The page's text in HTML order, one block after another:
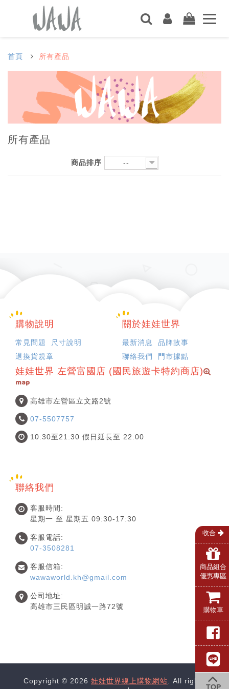
首頁 所有產品
所有產品
商品排序 --
購物說明
常見問題
尺寸說明
退換貨規章
關於娃娃世界
最新消息
品牌故事
聯絡我們
門市據點
娃娃世界 左營富國店 (國民旅遊卡特約商店)
map
高雄市左營區立文路2號
07-5507757
10:30至21:30 假日延長至 22:00
聯絡我們
客服時間:
星期一 至 星期五 09:30-17:30
客服電話:
07-3508281
客服信箱:
wawaworld.kh@gmail.com
公司地址:
高雄市三民區明誠一路72號
Copyright © 2026 娃娃世界線上購物網站. All rights
收合
商品組合
優惠專區
購物車
TOP